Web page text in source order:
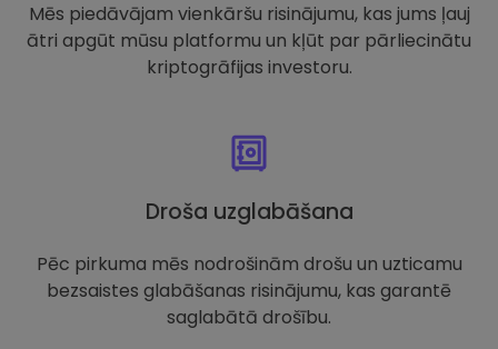
Mēs piedāvājam vienkāršu risinājumu, kas jums ļauj
ātri apgūt mūsu platformu un kļūt par pārliecinātu
kriptogrāfijas investoru.
Droša uzglabāšana
Pēc pirkuma mēs nodrošinām drošu un uzticamu
bezsaistes glabāšanas risinājumu, kas garantē
saglabātā drošību.